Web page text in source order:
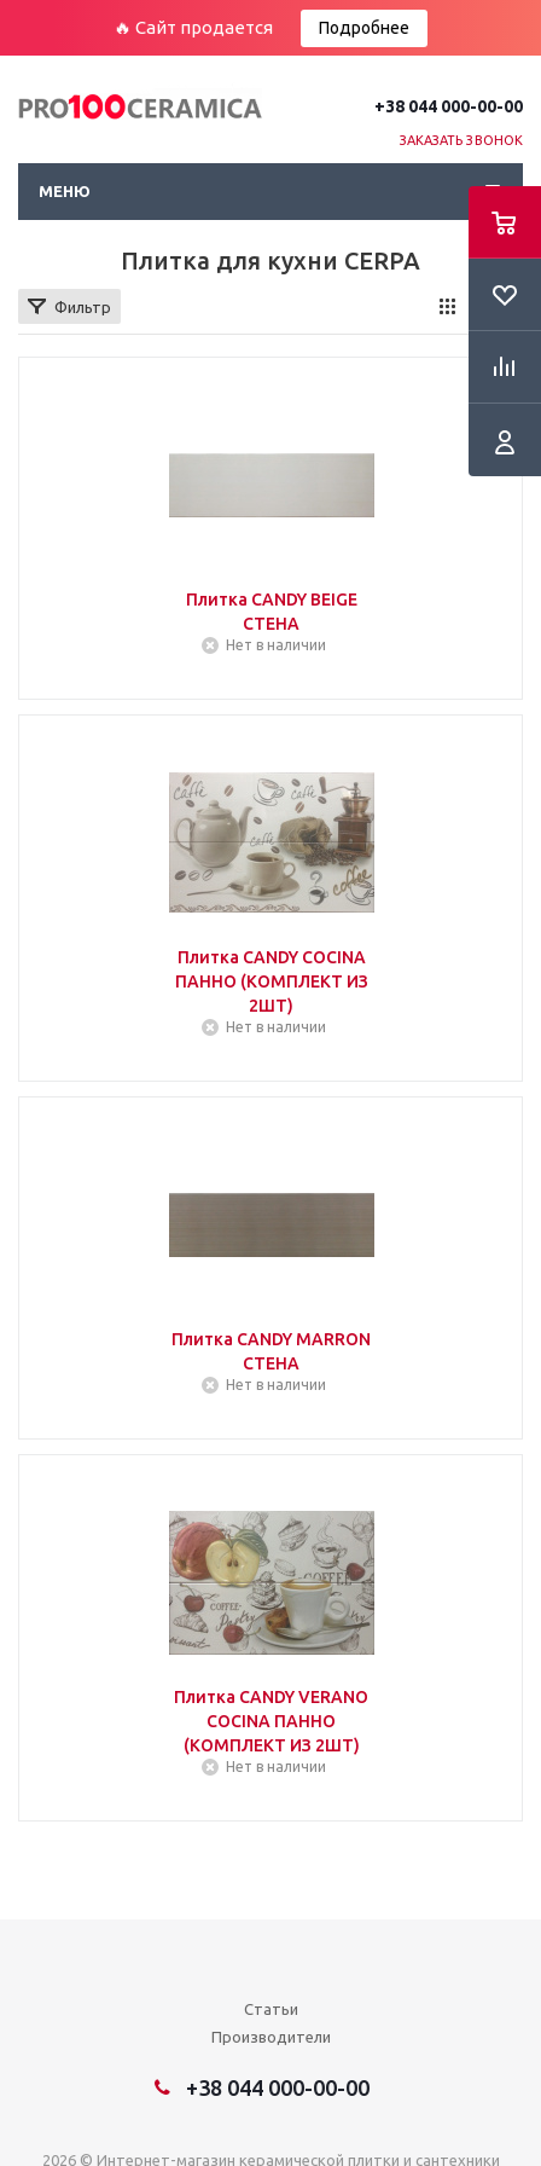
🔥 Сайт продается Подробнее
+38 044 000-00-00
ЗАКАЗАТЬ ЗВОНОК
МЕНЮ
Плитка для кухни CERPA
Фильтр
Плитка CANDY BEIGE
СТЕНА
Нет в наличии
Плитка CANDY COCINA
ПАННО (КОМПЛЕКТ ИЗ
2ШТ)
Нет в наличии
Плитка CANDY MARRON
СТЕНА
Нет в наличии
Плитка CANDY VERANO
COCINA ПАННО
(КОМПЛЕКТ ИЗ 2ШТ)
Нет в наличии
Статьи
Производители
+38 044 000-00-00
2026 © Интернет-магазин керамической плитки и сантехники